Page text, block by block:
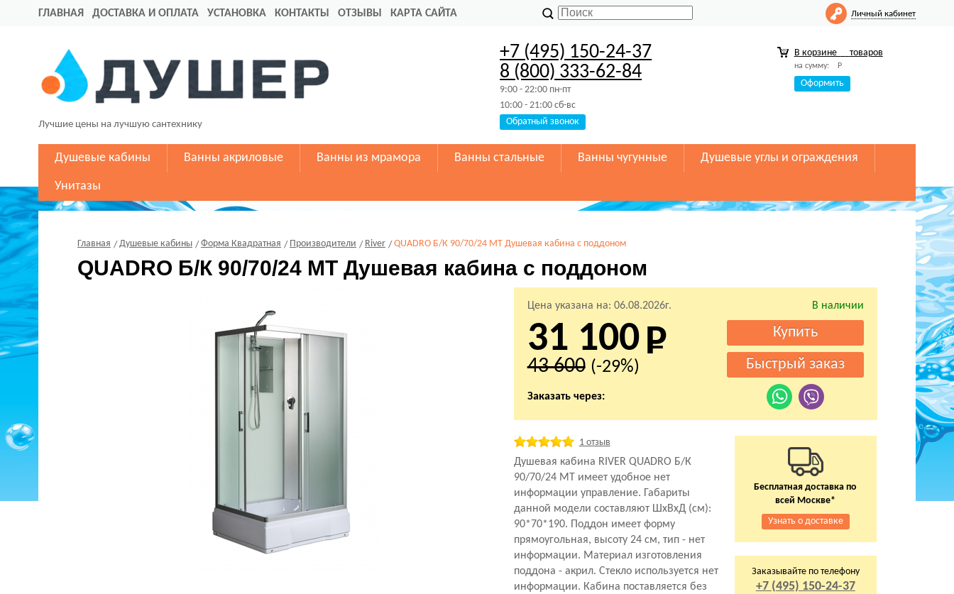
ГЛАВНАЯ ДОСТАВКА И ОПЛАТА УСТАНОВКА КОНТАКТЫ ОТЗЫВЫ КАРТА САЙТА Личный кабинет
Лучшие цены на лучшую сантехнику
+7 (495) 150-24-37
8 (800) 333-62-84
9:00 - 22:00 пн-пт
10:00 - 21:00 сб-вс
Обратный звонок
В корзине товаров
на сумму: Р
Оформить
Душевые кабины Ванны акриловые Ванны из мрамора Ванны стальные Ванны чугунные Душевые углы и ограждения
Унитазы
Главная Душевые кабины Форма Квадратная Производители River QUADRO Б/К 90/70/24 MT Душевая кабина с поддоном
QUADRO Б/К 90/70/24 MT Душевая кабина с поддоном
Цена указана на: 06.08.2026г. В наличии
31 100
43 600 (-29%)
Заказать через:
1 отзыв
Душевая кабина RIVER QUADRO Б/К
90/70/24 МТ имеет удобное нет
информации управление. Габариты
данной модели составляют ШхВхД (см):
90*70*190. Поддон имеет форму
прямоугольная, высоту 24 см, тип - нет
информации. Материал изготовления
поддона - акрил. Стекло используется нет
информации. Кабина поставляется без
Бесплатная доставка по
всей Москве*
Узнать о доставке
Заказывайте по телефону
+7 (495) 150-24-37